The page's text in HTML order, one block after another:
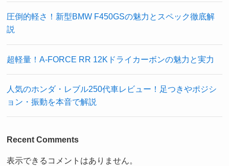
圧倒的軽さ！新型BMW F450GSの魅力とスペック徹底解
説
超軽量！A-FORCE RR 12Kドライカーボンの魅力と実力
人気のホンダ・レブル250代車レビュー！足つきやポジシ
ョン・振動を本音で解説
Recent Comments
表示できるコメントはありません。